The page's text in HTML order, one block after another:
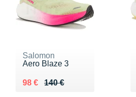
Salomon
Aero Blaze 3
140 €
Au lieu de 140 €
98 €
Vendu 98 €